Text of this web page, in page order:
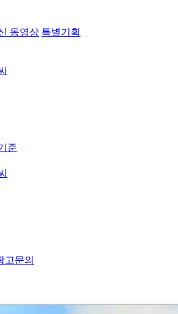
동영상 특별기획
준
고문의